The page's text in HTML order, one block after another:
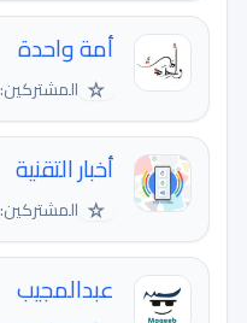
أمة واحدة
☆ المشتركين: 134
أخبار التقنية
☆ المشتركين: 9,573
عبدالمجيب